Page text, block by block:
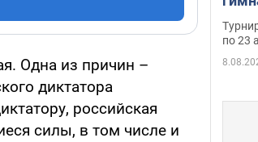
Одна из причин –
диктатора
российская
силы, в том числе и
на
по 23